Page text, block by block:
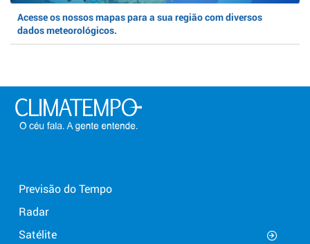
Acesse os nossos mapas para a sua região com diversos
dados meteorológicos.
Previsão do Tempo
Radar
Satélite